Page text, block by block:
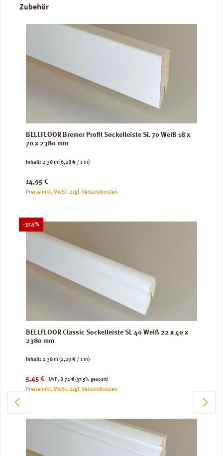
Produktgalerie überspringen
Zubehör
BELLFLOOR Bremer Profil Sockelleiste SL 70 Weiß 18 x
70 x 2380 mm
Inhalt:2.38 m (6,28 € / 1 m)
Regulärer Preis:
14,95 €
Preise inkl. MwSt. zzgl. Versandkosten
-37,5%Rabatt
BELLFLOOR Classic Sockelleiste SL 40 Weiß 22 x 40 x
2380 mm
Inhalt:2.38 m (2,29 € / 1 m)
Verkaufspreis:
5,45 € UVP:
Regulärer Preis:
8,72 € (37.5% gespart)
Preise inkl. MwSt. zzgl. Versandkosten